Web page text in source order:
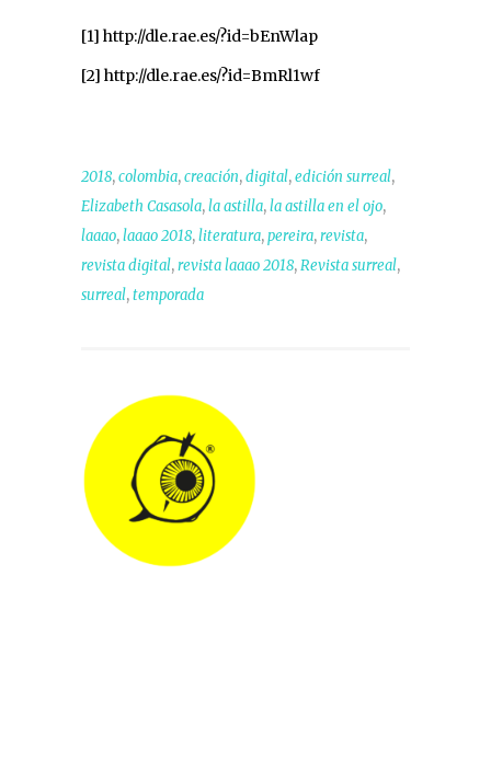
[1] http://dle.rae.es/?id=bEnWlap
[2] http://dle.rae.es/?id=BmRl1wf
2018,colombia,creación,digital,edición surreal,
Elizabeth Casasola,la astilla,la astilla en el ojo,
laaao,laaao 2018,literatura,pereira,revista,
revista digital,revista laaao 2018,Revista surreal,
surreal,temporada